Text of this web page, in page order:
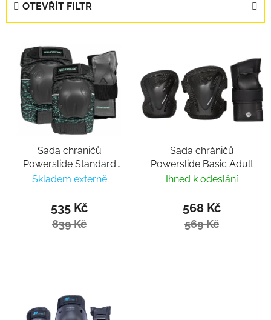
OTEVŘÍT FILTR
Výpis produktů
Sada chráničů
Powerslide Standard
Women
Skladem externě
535 Kč
839 Kč
Sada chráničů
Powerslide Basic Adult
Ihned k odeslání
568 Kč
569 Kč